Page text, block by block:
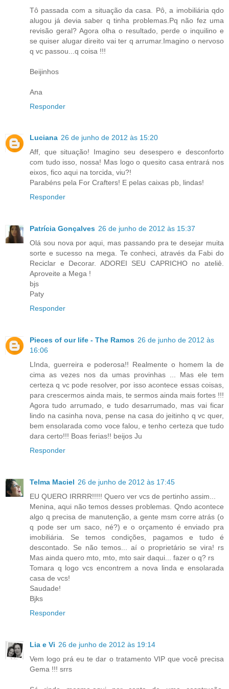
Tô passada com a situação da casa. Pô, a imobiliária qdo
alugou já devia saber q tinha problemas.Pq não fez uma
revisão geral? Agora olha o resultado, perde o inquilino e
se quiser alugar direito vai ter q arrumar.Imagino o nervoso
q vc passou...q coisa !!!
Beijinhos
Ana
Responder
Luciana 26 de junho de 2012 às 15:20
Aff, que situação! Imagino seu desespero e desconforto
com tudo isso, nossa! Mas logo o quesito casa entrará nos
eixos, fico aqui na torcida, viu?!
Parabéns pela For Crafters! E pelas caixas pb, lindas!
Responder
Patrícia Gonçalves 26 de junho de 2012 às 15:37
Olá sou nova por aqui, mas passando pra te desejar muita
sorte e sucesso na mega. Te conheci, através da Fabi do
Reciclar e Decorar. ADOREI SEU CAPRICHO no ateliê.
Aproveite a Mega !
bjs
Paty
Responder
Pieces of our life - The Ramos 26 de junho de 2012 às
16:06
LInda, guerreira e poderosa!! Realmente o homem la de
cima as vezes nos da umas provinhas ... Mas ele tem
certeza q vc pode resolver, por isso acontece essas coisas,
para crescermos ainda mais, te sermos ainda mais fortes !!!
Agora tudo arrumado, e tudo desarrumado, mas vai ficar
lindo na casinha nova, pense na casa do jeitinho q vc quer,
bem ensolarada como voce falou, e tenho certeza que tudo
dara certo!!! Boas ferias!! beijos Ju
Responder
Telma Maciel 26 de junho de 2012 às 17:45
EU QUERO IRRRR!!!!! Quero ver vcs de pertinho assim...
Menina, aqui não temos desses problemas. Qndo acontece
algo q precisa de manutenção, a gente msm corre atrás (o
q pode ser um saco, né?) e o orçamento é enviado pra
imobiliária. Se temos condições, pagamos e tudo é
descontado. Se não temos... aí o proprietário se vira! rs
Mas ainda quero mto, mto, mto sair daqui... fazer o q? rs
Tomara q logo vcs encontrem a nova linda e ensolarada
casa de vcs!
Saudade!
Bjks
Responder
Lia e Vi 26 de junho de 2012 às 19:14
Vem logo prá eu te dar o tratamento VIP que você precisa
Gema !!! srrs